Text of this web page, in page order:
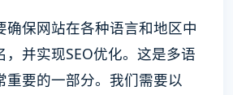
确保网站在各种语言和地区中
，并实现SEO优化。这是多语
重要的一部分。我们需要以